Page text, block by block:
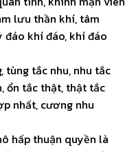
lưu thần khí, tâm
đáo khí đáo, khí đáo
tùng tắc nhu, nhu tắc
ổn tắc thật, thật tắc
nhất, cương nhu
hấp thuận quyền là